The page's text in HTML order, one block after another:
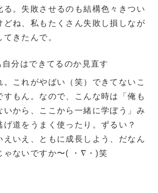
る。失敗させるのも結構色々きつい
どね、私もたくさん失敗し損しなが
てきたんで。
分はできてるのか見直す
。これがやばい（笑）できてないこ
すもん。なので、こんな時は「俺も
いから、ここから一緒に学ぼう」み
げ道をうまく使ったり。ずるい？
えいえ、ともに成長しよう、だなん
ゃないですか〜( ・∇・)笑